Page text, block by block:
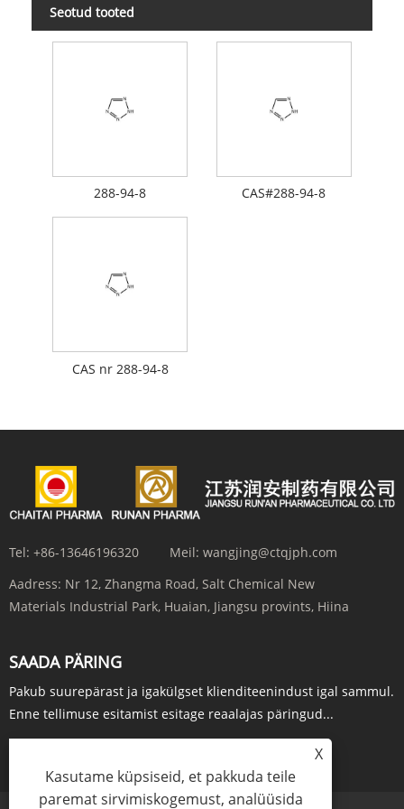
Seotud tooted
288-94-8 CAS#288-94-8
CAS nr 288-94-8
Tel: +86-13646196320 Meil: wangjing@ctqjph.com
Aadress: Nr 12, Zhangma Road, Salt Chemical New
Materials Industrial Park, Huaian, Jiangsu provints, Hiina
SAADA PÄRING
Pakub suurepärast ja igakülgset klienditeenindust igal sammul.
Enne tellimuse esitamist esitage reaalajas päringud...
X
Kasutame küpsiseid, et pakkuda teile
paremat sirvimiskogemust, analüüsida